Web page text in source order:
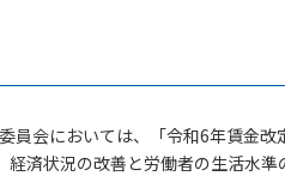
会においては、「令和6年賃金改
済状況の改善と労働者の生活水